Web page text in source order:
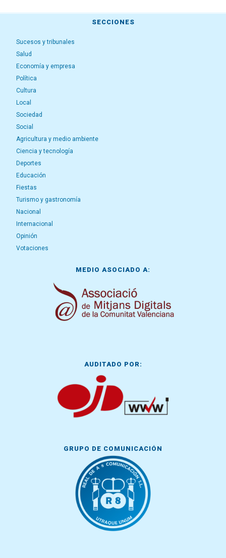
SECCIONES
Sucesos y tribunales
Salud
Economía y empresa
Política
Cultura
Local
Sociedad
Social
Agricultura y medio ambiente
Ciencia y tecnología
Deportes
Educación
Fiestas
Turismo y gastronomía
Nacional
Internacional
Opinión
Votaciones
MEDIO ASOCIADO A:
AUDITADO POR:
GRUPO DE COMUNICACIÓN